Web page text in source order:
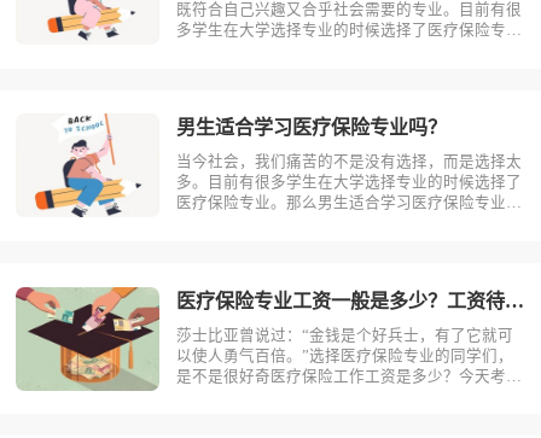
既符合自己兴趣又合乎社会需要的专业。目前有很
多学生在大学选择专业的时候选择了医疗保险专
么？医疗保险，是指以保险合同约定的医疗?
男生适合学习医疗保险专业吗？
当今社会，我们痛苦的不是没有选择，而是选择太
多。目前有很多学生在大学选择专业的时候选择了
医疗保险专业。那么男生适合学习医疗保险专业
医疗保险专业工资一般是多少？工资待遇好吗？
莎士比亚曾说过：“金钱是个好兵士，有了它就可
以使人勇气百倍。”选择医疗保险专业的同学们，
是不是很好奇医疗保险工作工资是多少？今天考动